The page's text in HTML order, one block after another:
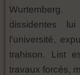
dissidentes
l'université,
trahison. List
travaux forcés,